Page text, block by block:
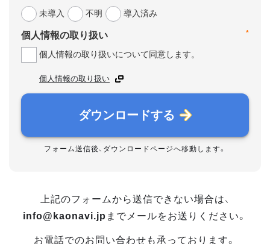
未導入
不明 導入済み
*
個人情報の取り扱い
個人情報の取り扱いについて同意します。
個人情報の取り扱い
ダウンロードする
フォーム送信後、ダウンロードページへ移動します。
上記のフォームから送信できない場合は、
info@kaonavi.jp までメールをお送りください。
お電話でのお問い合わせも承っております。